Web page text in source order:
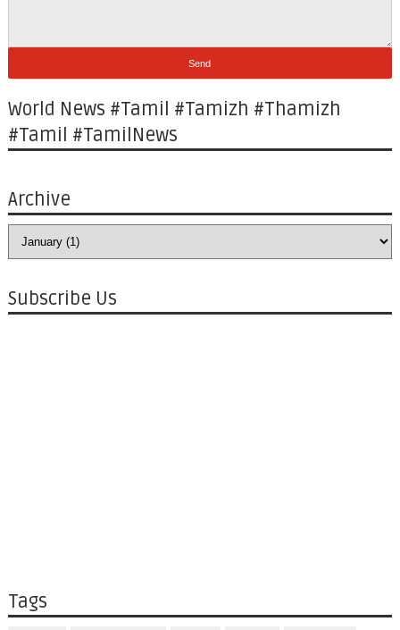
World News #Tamil #Tamizh #Thamizh
#Tamil #TamilNews
Archive
Subscribe Us
Tags